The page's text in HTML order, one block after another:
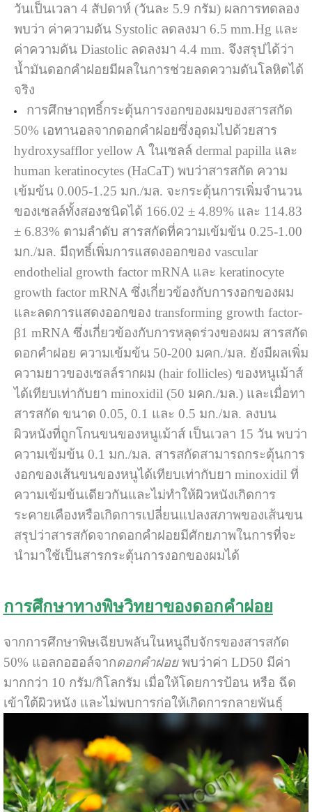
วันเป็นเวลา 4 สัปดาห์ (วันละ 5.9 กรัม) ผลการทดลอง
พบว่า ค่าความดัน Systolic ลดลงมา 6.5 mm.Hg และ
ค่าความดัน Diastolic ลดลงมา 4.4 mm. จึงสรุปได้ว่า
น้ำมันดอกคำฝอยมีผลในการช่วยลดความดันโลหิตได้
จริง
การศึกษาฤทธิ์กระตุ้นการงอกของผมของสารสกัด
50% เอทานอลจากดอกคำฝอยซึ่งอุดมไปด้วยสาร
hydroxysafflor yellow A ในเซลล์ dermal papilla และ
human keratinocytes (HaCaT) พบว่าสารสกัด ความ
เข้มข้น 0.005-1.25 มก./มล. จะกระตุ้นการเพิ่มจำนวน
ของเซลล์ทั้งสองชนิดได้ 166.02 ± 4.89% และ 114.83
± 6.83% ตามลำดับ สารสกัดที่ความเข้มข้น 0.25-1.00
มก./มล. มีฤทธิ์เพิ่มการแสดงออกของ vascular
endothelial growth factor mRNA และ keratinocyte
growth factor mRNA ซึ่งเกี่ยวข้องกับการงอกของผม
และลดการแสดงออกของ transforming growth factor-
β1 mRNA ซึ่งเกี่ยวข้องกับการหลุดร่วงของผม สารสกัด
ดอกคำฝอย ความเข้มข้น 50-200 มคก./มล. ยังมีผลเพิ่ม
ความยาวของเซลล์รากผม (hair follicles) ของหนูเม้าส์
ได้เทียบเท่ากับยา minoxidil (50 มคก./มล.) และเมื่อทา
สารสกัด ขนาด 0.05, 0.1 และ 0.5 มก./มล. ลงบน
ผิวหนังที่ถูกโกนขนของหนูเม้าส์ เป็นเวลา 15 วัน พบว่า
ความเข้มข้น 0.1 มก./มล. สารสกัดสามารถกระตุ้นการ
งอกของเส้นขนของหนูได้เทียบเท่ากับยา minoxidil ที่
ความเข้มข้นเดียวกันและไม่ทำให้ผิวหนังเกิดการ
ระคายเคืองหรือเกิดการเปลี่ยนแปลงสภาพของเส้นขน
สรุปว่าสารสกัดจากดอกคำฝอยมีศักยภาพในการที่จะ
นำมาใช้เป็นสารกระตุ้นการงอกของผมได้
การศึกษาทางพิษวิทยาของดอกคำฝอย
จากการศึกษาพิษเฉียบพลันในหนูถีบจักรของสารสกัด
50% แอลกอฮอล์จากดอกคำฝอย พบว่าค่า LD50 มีค่า
มากกว่า 10 กรัม/กิโลกรัม เมื่อให้โดยการป้อน หรือ ฉีด
เข้าใต้ผิวหนัง และไม่พบการก่อให้เกิดการกลายพันธุ์